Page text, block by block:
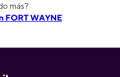
más?
FORT WAYNE